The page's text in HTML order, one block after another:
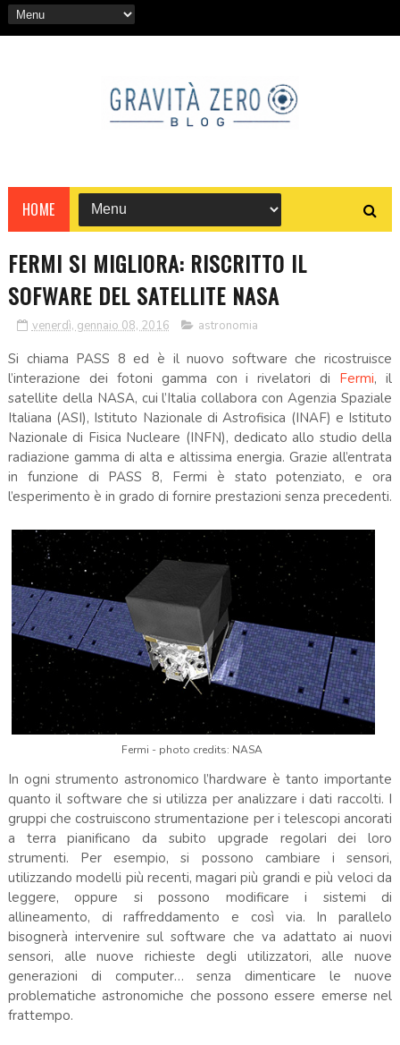
HOME
FERMI SI MIGLIORA: RISCRITTO IL
SOFWARE DEL SATELLITE NASA
venerdì, gennaio 08, 2016 astronomia
Si chiama PASS 8 ed è il nuovo software che ricostruisce
l’interazione dei fotoni gamma con i rivelatori di Fermi, il
satellite della NASA, cui l’Italia collabora con Agenzia Spaziale
Italiana (ASI), Istituto Nazionale di Astrofisica (INAF) e Istituto
Nazionale di Fisica Nucleare (INFN), dedicato allo studio della
radiazione gamma di alta e altissima energia. Grazie all’entrata
in funzione di PASS 8, Fermi è stato potenziato, e ora
l’esperimento è in grado di fornire prestazioni senza precedenti.
Fermi - photo credits: NASA
In ogni strumento astronomico l’hardware è tanto importante
quanto il software che si utilizza per analizzare i dati raccolti. I
gruppi che costruiscono strumentazione per i telescopi ancorati
a terra pianificano da subito upgrade regolari dei loro
strumenti. Per esempio, si possono cambiare i sensori,
utilizzando modelli più recenti, magari più grandi e più veloci da
leggere, oppure si possono modificare i sistemi di
allineamento, di raffreddamento e così via. In parallelo
bisognerà intervenire sul software che va adattato ai nuovi
sensori, alle nuove richieste degli utilizzatori, alle nuove
generazioni di computer… senza dimenticare le nuove
problematiche astronomiche che possono essere emerse nel
frattempo.